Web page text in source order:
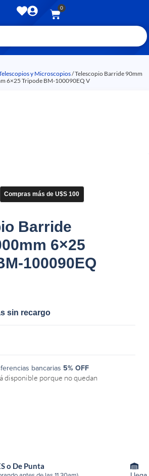
0
y Microscopios/ Telescopio Barride 90mm
6×25 Tripode BM-100090EQ V
Compras más de U$S 100
Barride
6×25
100090EQ
sin recargo
bancarias 5% OFF
disponible porque no quedan
o De Punta